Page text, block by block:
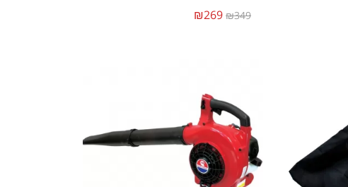
₪349
₪269